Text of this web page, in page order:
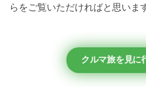
らをご覧いただければと思いま
クルマ旅を見に